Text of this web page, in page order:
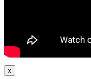
x